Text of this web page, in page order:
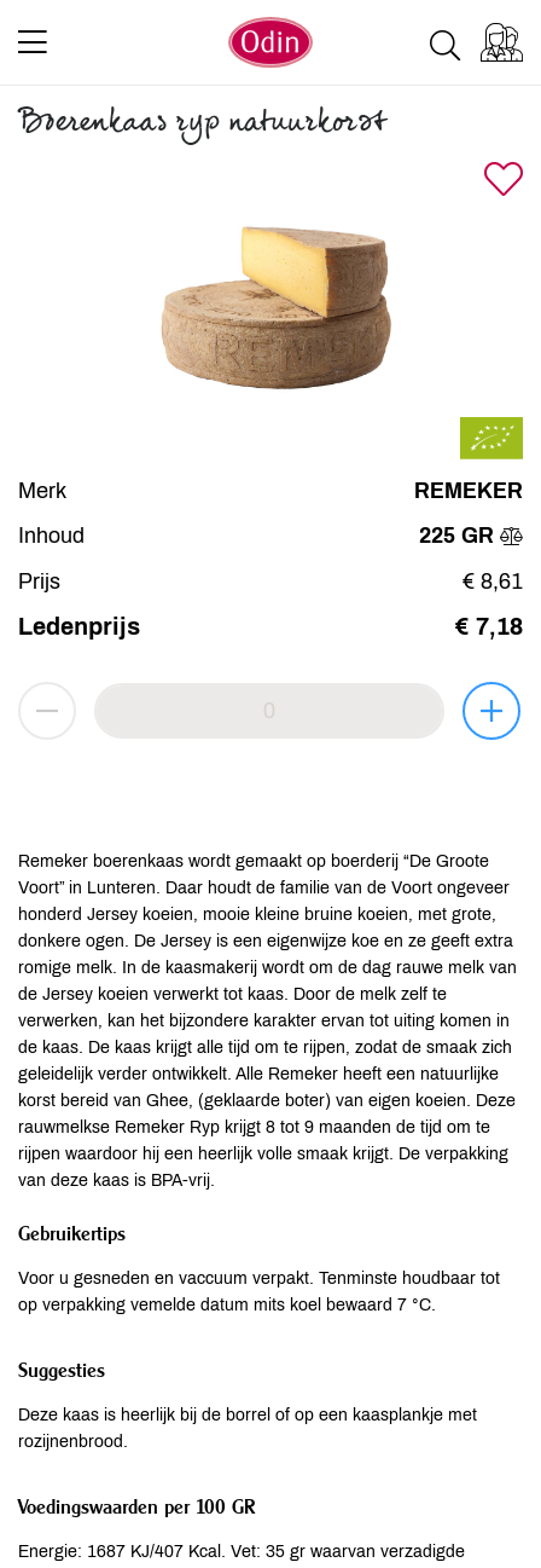
Boerenkaas ryp natuurkorst
Merk
REMEKER
Inhoud
225 GR
Prijs
€ 8,61
Ledenprijs € 7,18
Remeker boerenkaas wordt gemaakt op boerderij “De Groote
Voort” in Lunteren. Daar houdt de familie van de Voort ongeveer
honderd Jersey koeien, mooie kleine bruine koeien, met grote,
donkere ogen. De Jersey is een eigenwijze koe en ze geeft extra
romige melk. In de kaasmakerij wordt om de dag rauwe melk van
de Jersey koeien verwerkt tot kaas. Door de melk zelf te
verwerken, kan het bijzondere karakter ervan tot uiting komen in
de kaas. De kaas krijgt alle tijd om te rijpen, zodat de smaak zich
geleidelijk verder ontwikkelt. Alle Remeker heeft een natuurlijke
korst bereid van Ghee, (geklaarde boter) van eigen koeien. Deze
rauwmelkse Remeker Ryp krijgt 8 tot 9 maanden de tijd om te
rijpen waardoor hij een heerlijk volle smaak krijgt. De verpakking
van deze kaas is BPA-vrij.
Gebruikertips
Voor u gesneden en vaccuum verpakt. Tenminste houdbaar tot
op verpakking vemelde datum mits koel bewaard 7 °C.
Suggesties
Deze kaas is heerlijk bij de borrel of op een kaasplankje met
rozijnenbrood.
Voedingswaarden per 100 GR
Energie: 1687 KJ/407 Kcal. Vet: 35 gr waarvan verzadigde